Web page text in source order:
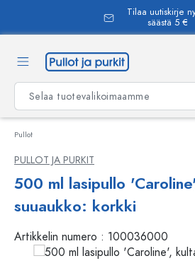
Tilaa uutiskirje
säästä 5 €
Pullot
PULLOT JA PURKIT
500 ml lasipullo
suuaukko: korkki
Artikkelin numero : 100036000